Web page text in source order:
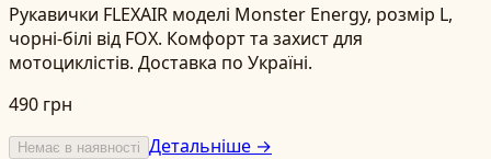
Рукавички FLEXAIR моделі Monster Energy, розмір L,
чорні-білі від FOX. Комфорт та захист для
мотоциклістів. Доставка по Україні.
490 грн
Немає в наявності Детальніше →